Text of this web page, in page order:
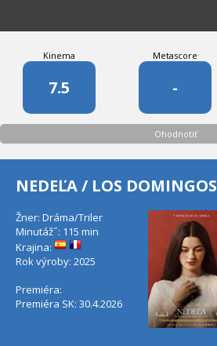
Kinema
7.5
Metascore
-
Ohodnotiť
NEDEĽA / LOS DOMINGOS
Žner: Dráma/Triler
Minutáž˝: 115 min
Krajina:
Rok výroby: 2025
Premiéra:
Premiéra SK: 30.4.2026